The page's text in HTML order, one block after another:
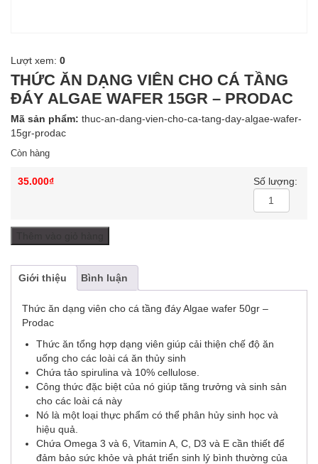
Lượt xem: 0
THỨC ĂN DẠNG VIÊN CHO CÁ TẦNG
ĐÁY ALGAE WAFER 15GR – PRODAC
Mã sản phẩm: thuc-an-dang-vien-cho-ca-tang-day-algae-wafer-
15gr-prodac
Còn hàng
35.000₫ Số lượng:
Giới thiệu Bình luận
Thức ăn dạng viên cho cá tầng đáy Algae wafer 50gr –
Prodac
Thức ăn tổng hợp dạng viên giúp cải thiện chế độ ăn
uống cho các loài cá ăn thủy sinh
Chứa tảo spirulina và 10% cellulose.
Công thức đặc biệt của nó giúp tăng trưởng và sinh sản
cho các loài cá này
Nó là một loại thực phẩm có thể phân hủy sinh học và
hiệu quả.
Chứa Omega 3 và 6, Vitamin A, C, D3 và E cần thiết để
đảm bảo sức khỏe và phát triển sinh lý bình thường của